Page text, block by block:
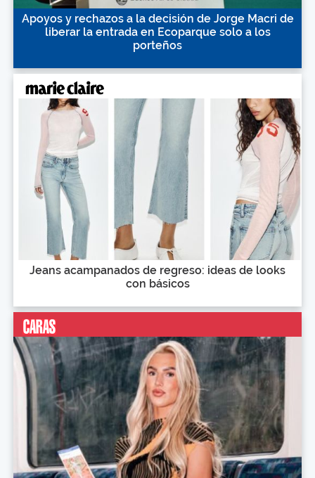
Apoyos y rechazos a la decisión de Jorge Macri de
liberar la entrada en Ecoparque solo a los
porteños
Jeans acampanados de regreso: ideas de looks
con básicos